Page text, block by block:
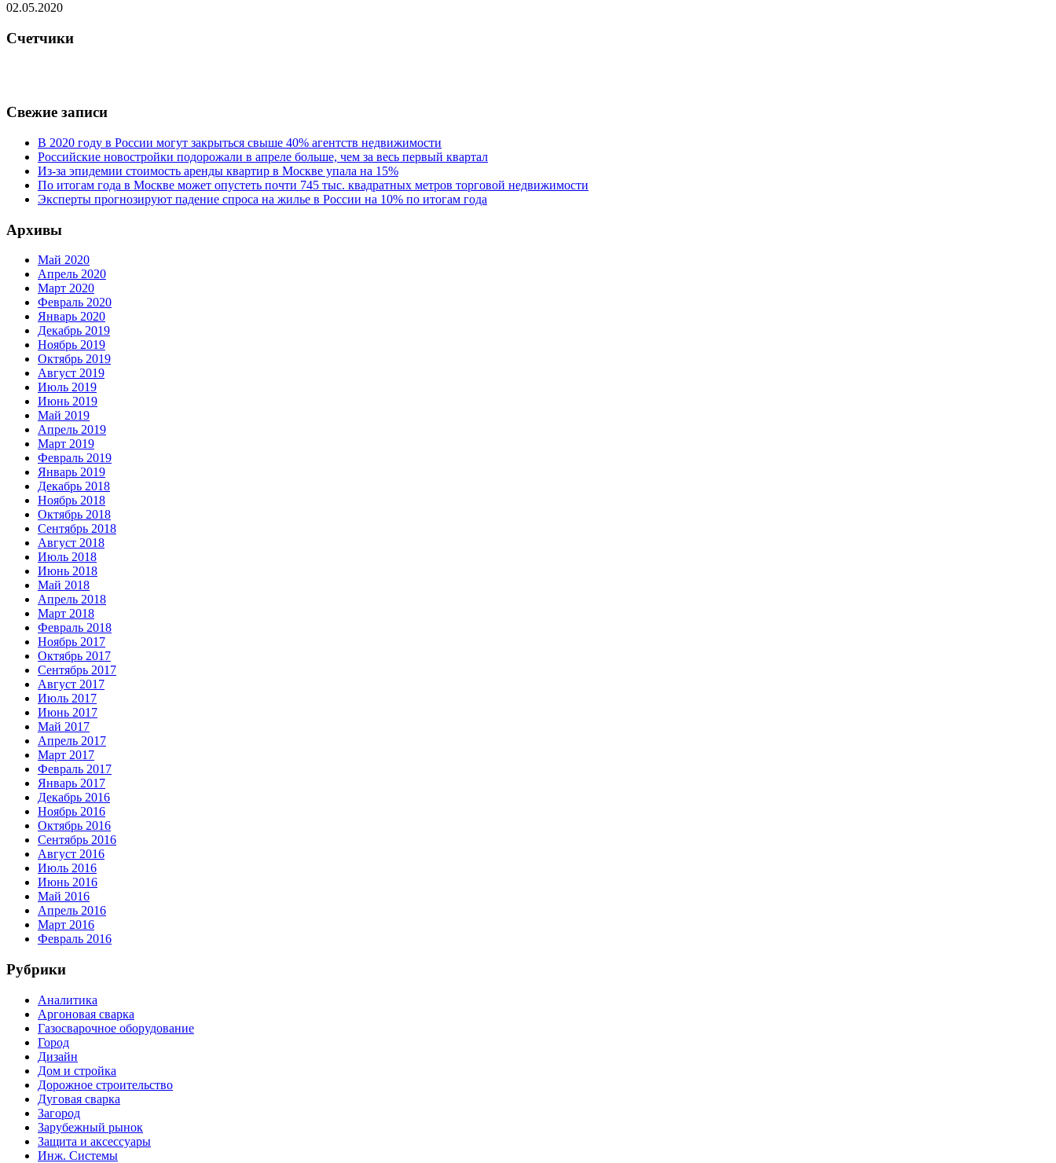
02.05.2020
Счетчики
Свежие записи
В 2020 году в России могут закрыться свыше 40% агентств недвижимости
Российские новостройки подорожали в апреле больше, чем за весь первый квартал
Из-за эпидемии стоимость аренды квартир в Москве упала на 15%
По итогам года в Москве может опустеть почти 745 тыс. квадратных метров торговой недвижимости
Эксперты прогнозируют падение спроса на жилье в России на 10% по итогам года
Архивы
Май 2020
Апрель 2020
Март 2020
Февраль 2020
Январь 2020
Декабрь 2019
Ноябрь 2019
Октябрь 2019
Август 2019
Июль 2019
Июнь 2019
Май 2019
Апрель 2019
Март 2019
Февраль 2019
Январь 2019
Декабрь 2018
Ноябрь 2018
Октябрь 2018
Сентябрь 2018
Август 2018
Июль 2018
Июнь 2018
Май 2018
Апрель 2018
Март 2018
Февраль 2018
Ноябрь 2017
Октябрь 2017
Сентябрь 2017
Август 2017
Июль 2017
Июнь 2017
Май 2017
Апрель 2017
Март 2017
Февраль 2017
Январь 2017
Декабрь 2016
Ноябрь 2016
Октябрь 2016
Сентябрь 2016
Август 2016
Июль 2016
Июнь 2016
Май 2016
Апрель 2016
Март 2016
Февраль 2016
Рубрики
Аналитика
Аргоновая сварка
Газосварочное оборудование
Город
Дизайн
Дом и стройка
Дорожное строительство
Дуговая сварка
Загород
Зарубежный рынок
Защита и аксессуары
Инж. Системы